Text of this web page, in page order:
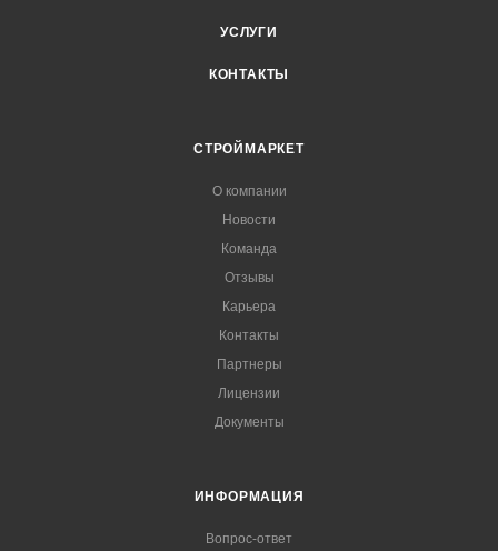
УСЛУГИ
КОНТАКТЫ
СТРОЙМАРКЕТ
О компании
Новости
Команда
Отзывы
Карьера
Контакты
Партнеры
Лицензии
Документы
ИНФОРМАЦИЯ
Вопрос-ответ